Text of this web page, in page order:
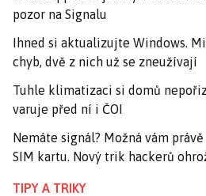
pozor na Signalu
Ihned si aktualizujte Windows.
chyb, dvě z nich už se zneužívají
Tuhle klimatizaci si domů
varuje před ní i ČOI
Nemáte signál? Možná vám
SIM kartu. Nový trik hackerů
TIPY A TRIKY